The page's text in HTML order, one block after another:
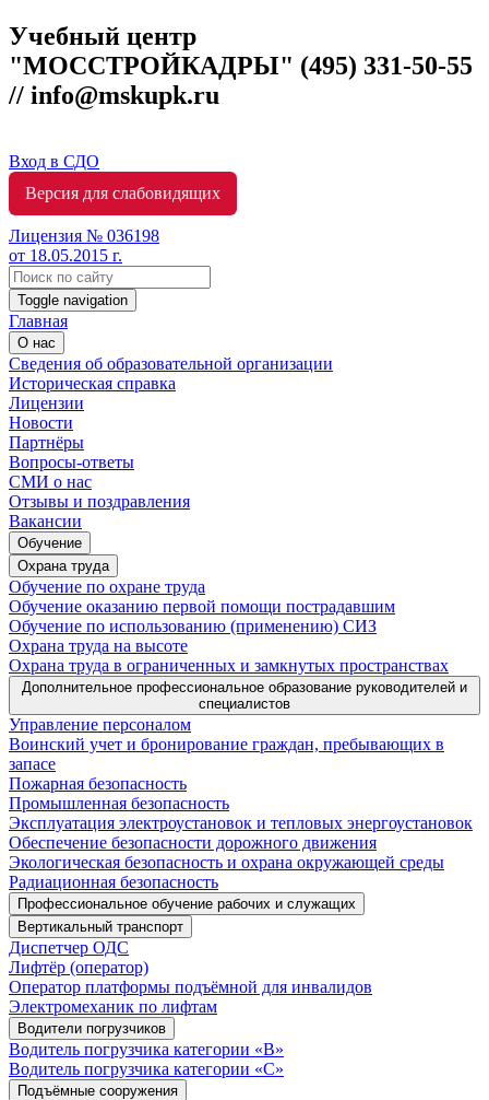
Учебный центр
"МОССТРОЙКАДРЫ" (495) 331-50-55
// info@mskupk.ru
Вход в СДО
Версия для слабовидящих
Лицензия № 036198
от 18.05.2015 г.
Toggle navigation
Главная
О нас
Сведения об образовательной организации
Историческая справка
Лицензии
Новости
Партнёры
Вопросы-ответы
СМИ о нас
Отзывы и поздравления
Вакансии
Обучение
Охрана труда
Обучение по охране труда
Обучение оказанию первой помощи пострадавшим
Обучение по использованию (применению) СИЗ
Охрана труда на высоте
Охрана труда в ограниченных и замкнутых пространствах
Дополнительное профессиональное образование руководителей и
специалистов
Управление персоналом
Воинский учет и бронирование граждан, пребывающих в
запасе
Пожарная безопасность
Промышленная безопасность
Эксплуатация электроустановок и тепловых энергоустановок
Обеспечение безопасности дорожного движения
Экологическая безопасность и охрана окружающей среды
Радиационная безопасность
Профессиональное обучение рабочих и служащих
Вертикальный транспорт
Диспетчер ОДС
Лифтёр (оператор)
Оператор платформы подъёмной для инвалидов
Электромеханик по лифтам
Водители погрузчиков
Водитель погрузчика категории «B»
Водитель погрузчика категории «С»
Подъёмные сооружения